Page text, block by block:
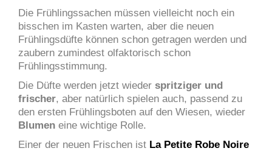
Die Frühlingssachen müssen vielleicht noch ein
bisschen im Kasten warten, aber die neuen
Frühlingsdüfte können schon getragen werden und
zaubern zumindest olfaktorisch schon
Frühlingsstimmung.
Die Düfte werden jetzt wieder spritziger und
frischer, aber natürlich spielen auch, passend zu
den ersten Frühlingsboten auf den Wiesen, wieder
Blumen eine wichtige Rolle.
Einer der neuen Frischen ist La Petite Robe Noire